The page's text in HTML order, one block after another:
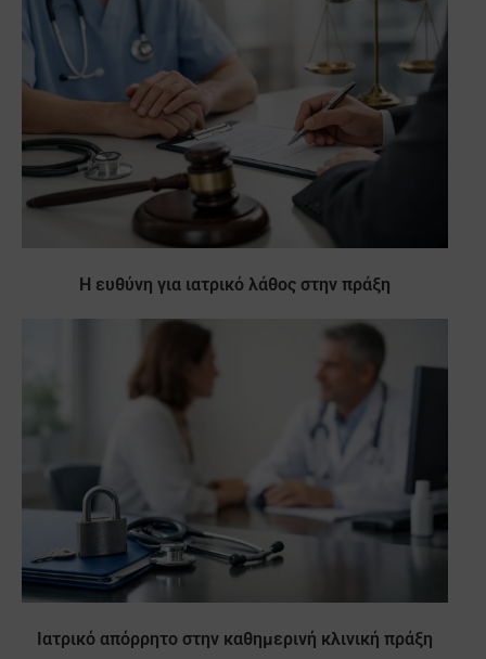
Η ευθύνη για ιατρικό λάθος στην πράξη
Ιατρικό απόρρητο στην καθημερινή κλινική πράξη